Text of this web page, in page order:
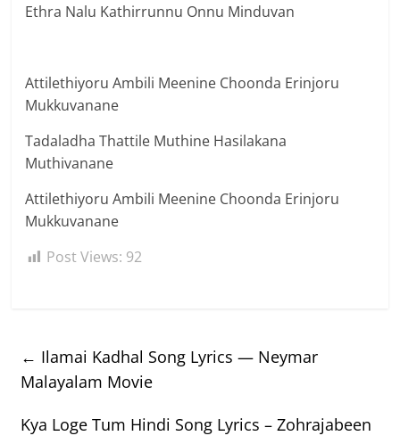
Ethra Nalu Kathirrunnu Onnu Minduvan
Attilethiyoru Ambili Meenine Choonda Erinjoru
Mukkuvanane
Tadaladha Thattile Muthine Hasilakana
Muthivanane
Attilethiyoru Ambili Meenine Choonda Erinjoru
Mukkuvanane
Post Views: 92
← Ilamai Kadhal Song Lyrics — Neymar
Malayalam Movie
Kya Loge Tum Hindi Song Lyrics – Zohrajabeen